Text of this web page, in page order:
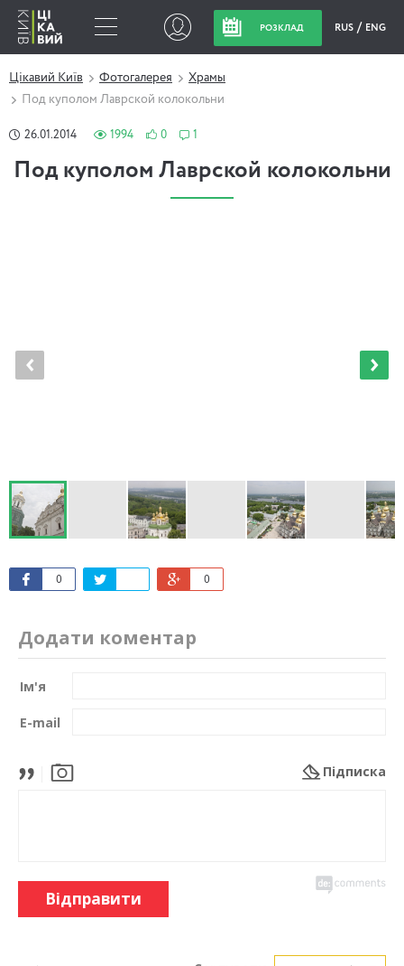
РОЗКЛАД RUS ENG
Цікавий Київ Фотогалерея
Храмы
Под куполом Лаврской колокольни
26.01.2014 1994 0 1
Под куполом Лаврской колокольни
0 0
Додати коментар
Ім'я
E-mail
Підписка
Відправити